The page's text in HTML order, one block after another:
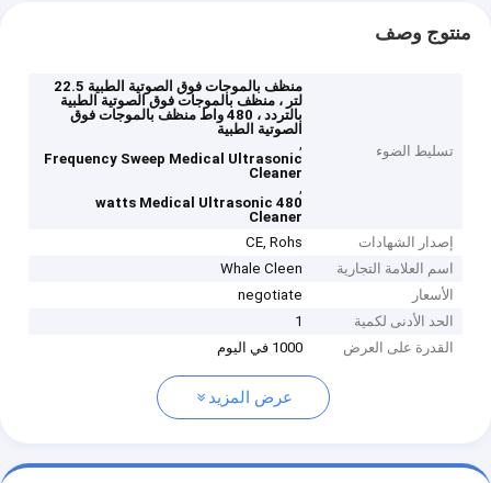
منتوج وصف
تسليط الضوء
منظف ​​بالموجات فوق الصوتية الطبية 22.5
لتر ، منظف بالموجات فوق الصوتية الطبية
بالتردد ، 480 واط منظف بالموجات فوق
الصوتية الطبية
,
Frequency Sweep Medical Ultrasonic
Cleaner
,
480 watts Medical Ultrasonic
Cleaner
إصدار الشهادات
CE, Rohs
اسم العلامة التجارية
Whale Cleen
الأسعار
negotiate
الحد الأدنى لكمية
1
القدرة على العرض
1000 في اليوم
عرض المزيد